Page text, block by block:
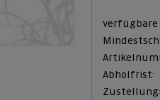
verfügbare
Abholfrist:
Zustellung: